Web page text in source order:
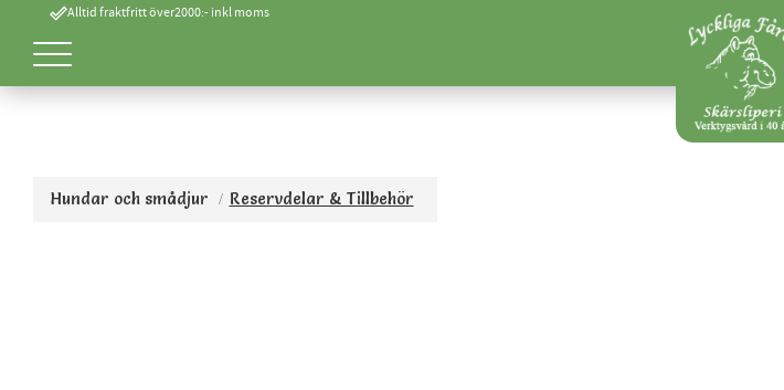
done_outlineAlltid fraktfritt över2000:- inkl moms
Hundar och smådjur Reservdelar & Tillbehör